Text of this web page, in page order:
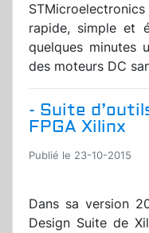
rapide, simple et
quelques minutes
des moteurs DC
- Suite
FPGA Xilinx
Publié le 23-10-2015
Dans sa version
Design Suite de